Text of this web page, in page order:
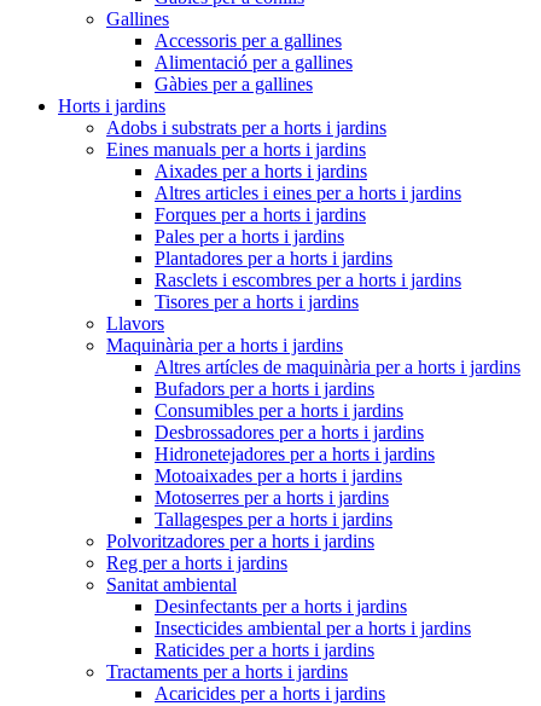
Gallines
Accessoris per a gallines
Alimentació per a gallines
Gàbies per a gallines
Horts i jardins
Adobs i substrats per a horts i jardins
Eines manuals per a horts i jardins
Aixades per a horts i jardins
Altres articles i eines per a horts i jardins
Forques per a horts i jardins
Pales per a horts i jardins
Plantadores per a horts i jardins
Rasclets i escombres per a horts i jardins
Tisores per a horts i jardins
Llavors
Maquinària per a horts i jardins
Altres artícles de maquinària per a horts i jardins
Bufadors per a horts i jardins
Consumibles per a horts i jardins
Desbrossadores per a horts i jardins
Hidronetejadores per a horts i jardins
Motoaixades per a horts i jardins
Motoserres per a horts i jardins
Tallagespes per a horts i jardins
Polvoritzadores per a horts i jardins
Reg per a horts i jardins
Sanitat ambiental
Desinfectants per a horts i jardins
Insecticides ambiental per a horts i jardins
Raticides per a horts i jardins
Tractaments per a horts i jardins
Acaricides per a horts i jardins